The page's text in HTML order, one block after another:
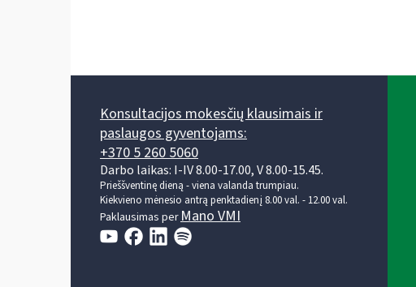
Konsultacijos mokesčių klausimais ir
paslaugos gyventojams:
+370 5 260 5060
Darbo laikas: I-IV 8.00-17.00, V 8.00-15.45.
Prieššventinę dieną - viena valanda trumpiau.
Kiekvieno mėnesio antrą penktadienį 8.00 val. - 12.00 val.
Paklausimas per Mano VMI